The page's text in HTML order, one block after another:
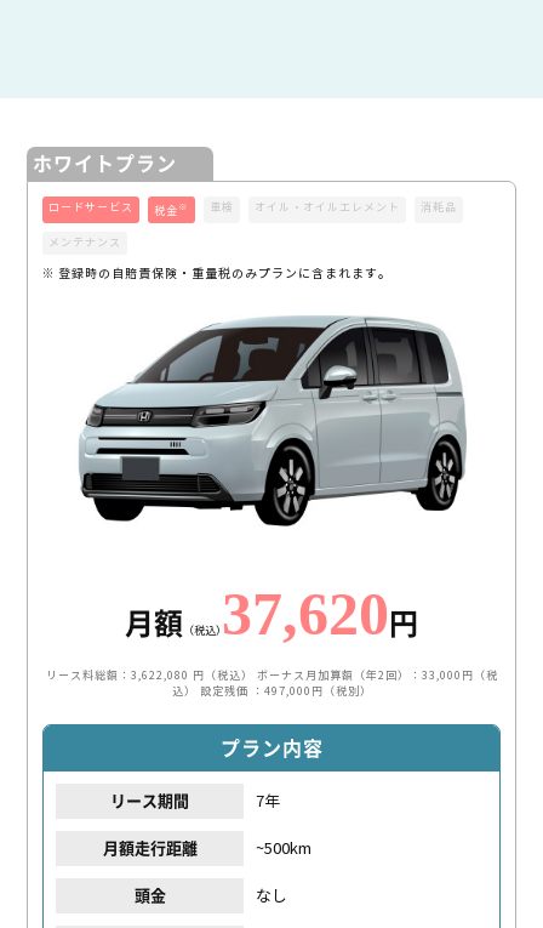
ホワイトプラン
ロードサービス 税金 ※ 車検 オイル・オイルエレメント 消耗品
メンテナンス
※ 登録時の自賠責保険・重量税のみプランに含まれます。
月額 （税込）37,620 円
リース料総額：3,622,080 円（税込）
ボーナス月加算額（年2回）：33,000円（税
込）
設定残価 ：497,000円（税別）
プラン内容
リース期間 7年
月額走行距離 ~500km
頭金 なし